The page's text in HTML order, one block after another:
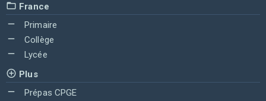
France
Primaire
Collège
Lycée
Plus
Prépas CPGE